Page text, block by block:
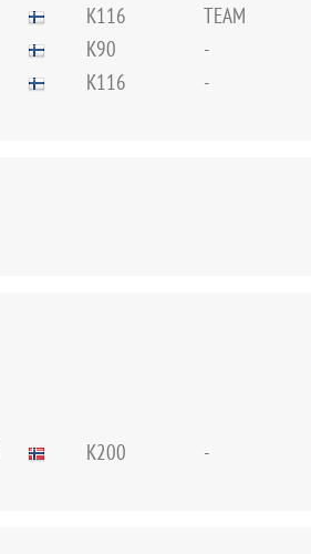
K116 TEAM
K90 -
K116 -
K200 -